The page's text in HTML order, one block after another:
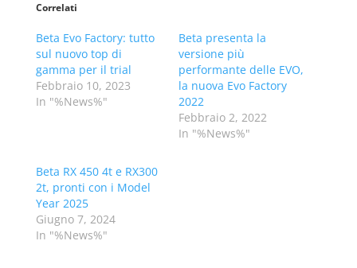
Correlati
Beta Evo Factory: tutto
sul nuovo top di
gamma per il trial
Febbraio 10, 2023
In "%News%"
Beta presenta la
versione più
performante delle EVO,
la nuova Evo Factory
2022
Febbraio 2, 2022
In "%News%"
Beta RX 450 4t e RX300
2t, pronti con i Model
Year 2025
Giugno 7, 2024
In "%News%"